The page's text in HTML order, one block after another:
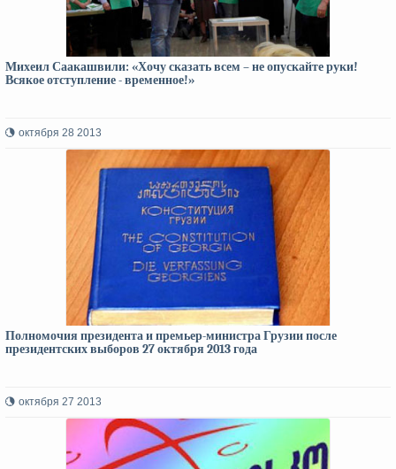
Михеил Саакашвили: «Хочу сказать всем – не опускайте руки!
Всякое отступление - временное!»
октября 28 2013
Полномочия президента и премьер-министра Грузии после
президентских выборов 27 октября 2013 года
октября 27 2013